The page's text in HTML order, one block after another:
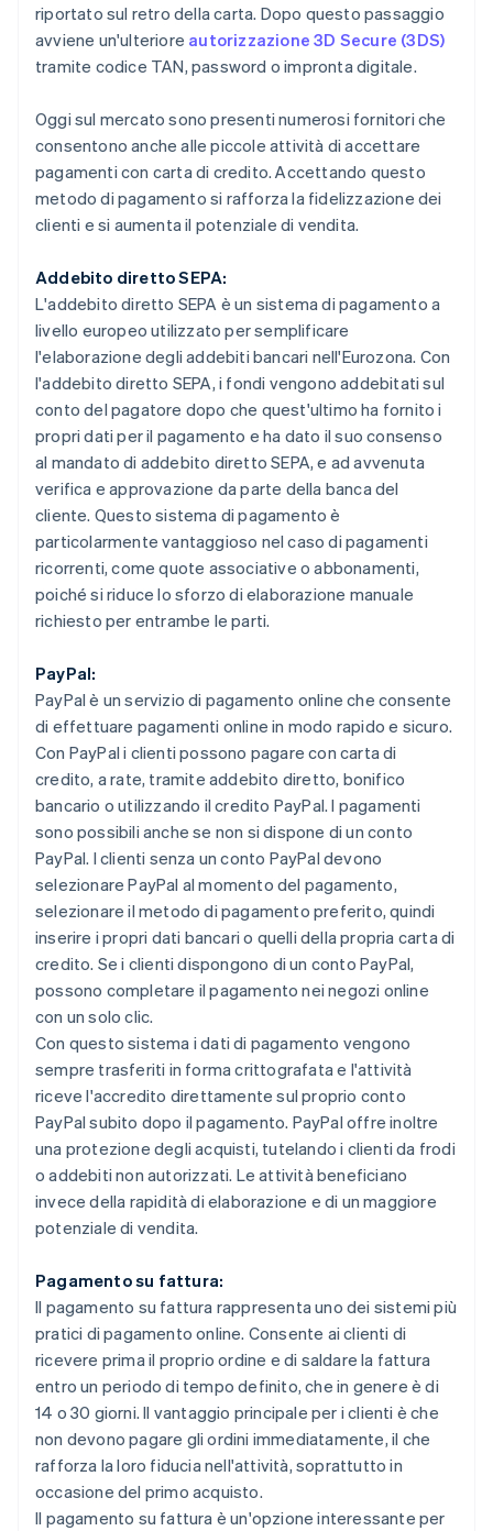
riportato sul retro della carta. Dopo questo passaggio
avviene un'ulteriore autorizzazione 3D Secure (3DS)
tramite codice TAN, password o impronta digitale.
Oggi sul mercato sono presenti numerosi fornitori che
consentono anche alle piccole attività di accettare
pagamenti con carta di credito. Accettando questo
metodo di pagamento si rafforza la fidelizzazione dei
clienti e si aumenta il potenziale di vendita.
Addebito diretto SEPA:
L'addebito diretto SEPA è un sistema di pagamento a
livello europeo utilizzato per semplificare
l'elaborazione degli addebiti bancari nell'Eurozona. Con
l'addebito diretto SEPA, i fondi vengono addebitati sul
conto del pagatore dopo che quest'ultimo ha fornito i
propri dati per il pagamento e ha dato il suo consenso
al mandato di addebito diretto SEPA, e ad avvenuta
verifica e approvazione da parte della banca del
cliente. Questo sistema di pagamento è
particolarmente vantaggioso nel caso di pagamenti
ricorrenti, come quote associative o abbonamenti,
poiché si riduce lo sforzo di elaborazione manuale
richiesto per entrambe le parti.
PayPal:
PayPal è un servizio di pagamento online che consente
di effettuare pagamenti online in modo rapido e sicuro.
Con PayPal i clienti possono pagare con carta di
credito, a rate, tramite addebito diretto, bonifico
bancario o utilizzando il credito PayPal. I pagamenti
sono possibili anche se non si dispone di un conto
PayPal. I clienti senza un conto PayPal devono
selezionare PayPal al momento del pagamento,
selezionare il metodo di pagamento preferito, quindi
inserire i propri dati bancari o quelli della propria carta di
credito. Se i clienti dispongono di un conto PayPal,
possono completare il pagamento nei negozi online
con un solo clic.
Con questo sistema i dati di pagamento vengono
sempre trasferiti in forma crittografata e l'attività
riceve l'accredito direttamente sul proprio conto
PayPal subito dopo il pagamento. PayPal offre inoltre
una protezione degli acquisti, tutelando i clienti da frodi
o addebiti non autorizzati. Le attività beneficiano
invece della rapidità di elaborazione e di un maggiore
potenziale di vendita.
Pagamento su fattura:
Il pagamento su fattura rappresenta uno dei sistemi più
pratici di pagamento online. Consente ai clienti di
ricevere prima il proprio ordine e di saldare la fattura
entro un periodo di tempo definito, che in genere è di
14 o 30 giorni. Il vantaggio principale per i clienti è che
non devono pagare gli ordini immediatamente, il che
rafforza la loro fiducia nell'attività, soprattutto in
occasione del primo acquisto.
Il pagamento su fattura è un'opzione interessante per